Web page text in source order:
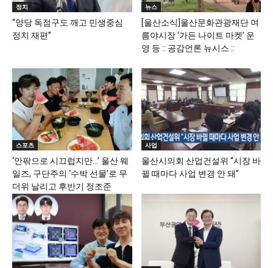
정치
“양당 독점구도 깨고 민생중심
정치 재편”
뉴스
[울산소식]울산문화관광재단 여
름야시장 ‘가든 나이트 마켓’ 운
영 등 :: 공감언론 뉴시스 ::
스포츠
‘안팎으로 시끄럽지만…’ 울산 웨
일즈, 구단주의 ‘수박 선물’로 무
더위 날리고 후반기 정조준
사업
울산시의회 산업건설위 “시장 바
뀔 때마다 사업 변경 안 돼”